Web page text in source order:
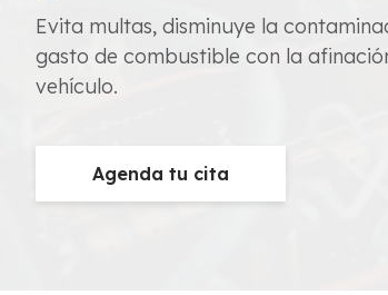
Evita multas, disminuye la
gasto de combustible con la
vehículo.
Agenda tu cita